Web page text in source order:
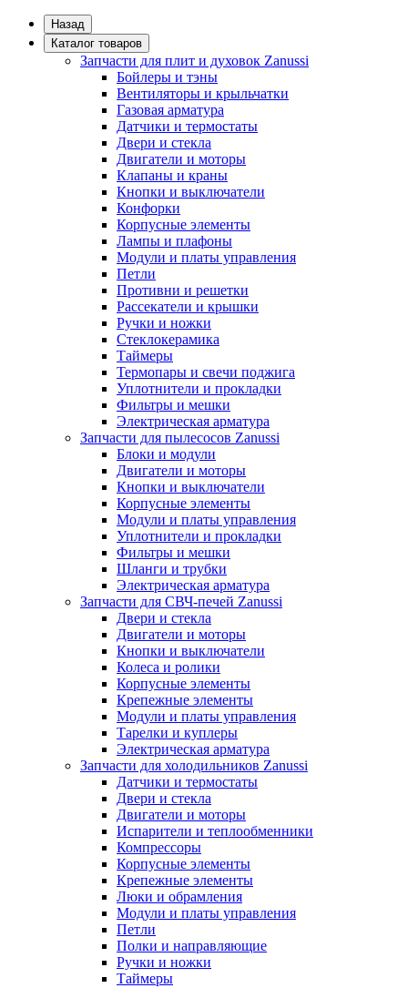
Назад
Каталог товаров
Запчасти для плит и духовок Zanussi
Бойлеры и тэны
Вентиляторы и крыльчатки
Газовая арматура
Датчики и термостаты
Двери и стекла
Двигатели и моторы
Клапаны и краны
Кнопки и выключатели
Конфорки
Корпусные элементы
Лампы и плафоны
Модули и платы управления
Петли
Противни и решетки
Рассекатели и крышки
Ручки и ножки
Стеклокерамика
Таймеры
Термопары и свечи поджига
Уплотнители и прокладки
Фильтры и мешки
Электрическая арматура
Запчасти для пылесосов Zanussi
Блоки и модули
Двигатели и моторы
Кнопки и выключатели
Корпусные элементы
Модули и платы управления
Уплотнители и прокладки
Фильтры и мешки
Шланги и трубки
Электрическая арматура
Запчасти для СВЧ-печей Zanussi
Двери и стекла
Двигатели и моторы
Кнопки и выключатели
Колеса и ролики
Корпусные элементы
Крепежные элементы
Модули и платы управления
Тарелки и куплеры
Электрическая арматура
Запчасти для холодильников Zanussi
Датчики и термостаты
Двери и стекла
Двигатели и моторы
Испарители и теплообменники
Компрессоры
Корпусные элементы
Крепежные элементы
Люки и обрамления
Модули и платы управления
Петли
Полки и направляющие
Ручки и ножки
Таймеры